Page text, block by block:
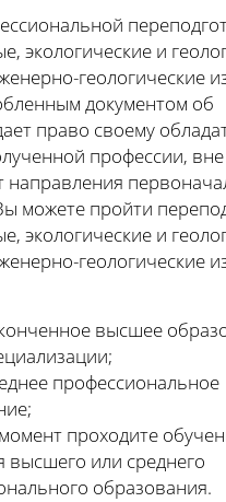
экологические и
геологические
документом об
право своему
профессии, вне
направления
можете пройти
экологические и
геологические
высшее
профессиональное
проходите
высшего или среднего
образования.